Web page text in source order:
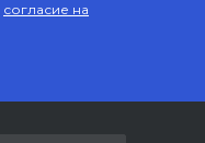
согласие на